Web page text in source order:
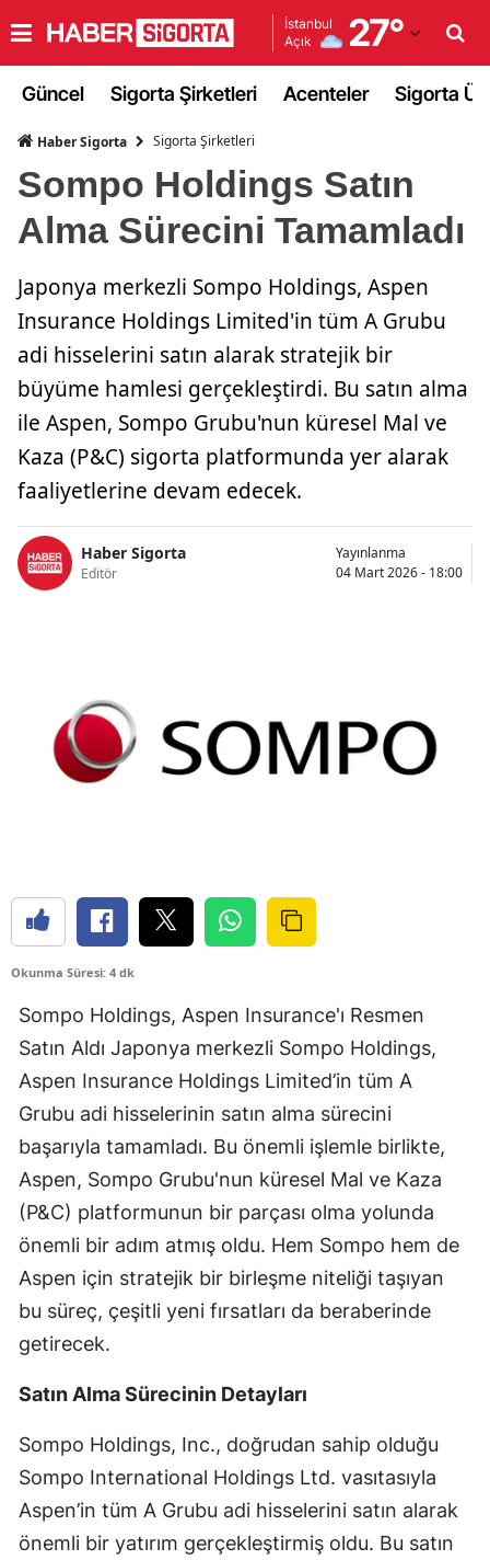
İstanbul
Açık
27°
Adana
Ağrı
Amasya
Ankara
Antalya
Artvin
Aydın
Balıkesir
Bingöl
Bursa
Edirne
Elazığ
Erzurum
Eskişehir
Gaziantep
Giresun
Gümüşhane
Isparta
Mersin
İstanbul
Güncel Sigorta Şirketleri Acenteler Sigorta
Haber Sigorta Sigorta Şirketleri
Sompo Holdings Satın
Alma Sürecini Tamamladı
Japonya merkezli Sompo Holdings, Aspen
Insurance Holdings Limited'in tüm A Grubu
adi hisselerini satın alarak stratejik bir
büyüme hamlesi gerçekleştirdi. Bu satın alma
ile Aspen, Sompo Grubu'nun küresel Mal ve
Kaza (P&C) sigorta platformunda yer alarak
faaliyetlerine devam edecek.
Haber Sigorta
Editör
Yayınlanma
04 Mart 2026 - 18:00
Okunma Süresi: 4 dk
Sompo Holdings, Aspen Insurance'ı Resmen
Satın Aldı Japonya merkezli Sompo Holdings,
Aspen Insurance Holdings Limited’in tüm A
Grubu adi hisselerinin satın alma sürecini
başarıyla tamamladı. Bu önemli işlemle birlikte,
Aspen, Sompo Grubu'nun küresel Mal ve Kaza
(P&C) platformunun bir parçası olma yolunda
önemli bir adım atmış oldu. Hem Sompo hem de
Aspen için stratejik bir birleşme niteliği taşıyan
bu süreç, çeşitli yeni fırsatları da beraberinde
getirecek.
Satın Alma Sürecinin Detayları
Sompo Holdings, Inc., doğrudan sahip olduğu
Sompo International Holdings Ltd. vasıtasıyla
Aspen’in tüm A Grubu adi hisselerini satın alarak
önemli bir yatırım gerçekleştirmiş oldu. Bu satın